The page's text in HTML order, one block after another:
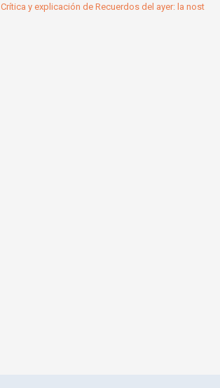
Crítica y explicación de Recuerdos del ayer: la